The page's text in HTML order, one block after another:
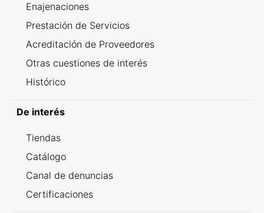
Enajenaciones
Prestación de Servicios
Acreditación de Proveedores
Otras cuestiones de interés
Histórico
De interés
Tiendas
Catálogo
Canal de denuncias
Certificaciones